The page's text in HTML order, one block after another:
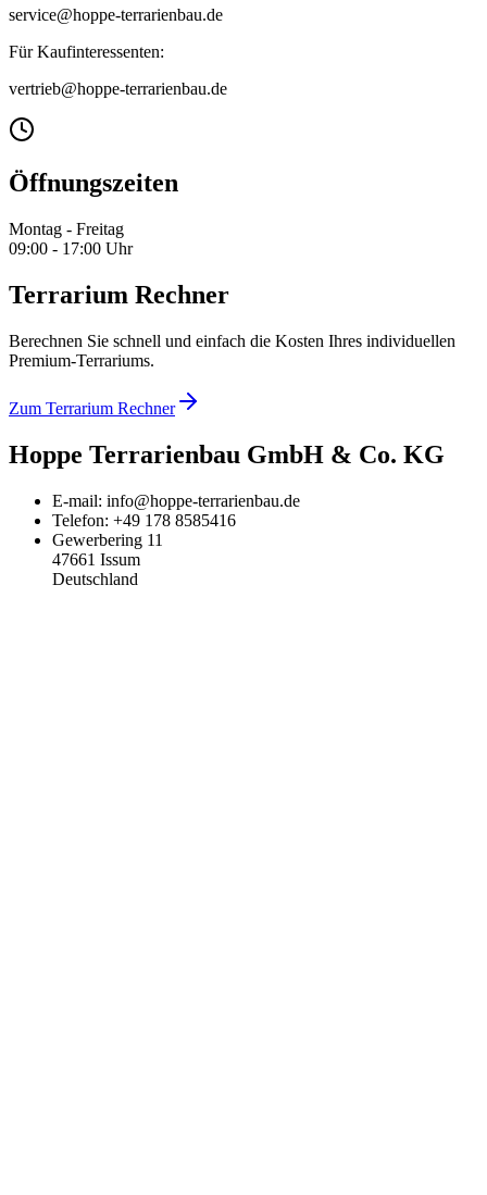
service@hoppe-terrarienbau.de
Für Kaufinteressenten:
vertrieb@hoppe-terrarienbau.de
Öffnungszeiten
Montag - Freitag
09:00 - 17:00 Uhr
Terrarium Rechner
Berechnen Sie schnell und einfach die Kosten Ihres individuellen
Premium-Terrariums.
Zum Terrarium Rechner
Hoppe Terrarienbau GmbH & Co. KG
E-mail: info@hoppe-terrarienbau.de
Telefon: +49 178 8585416
Gewerbering 11
47661 Issum
Deutschland